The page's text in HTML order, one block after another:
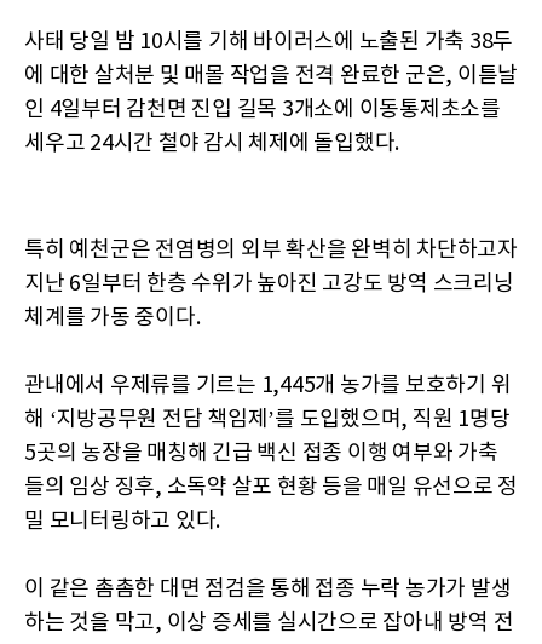
사태 당일 밤 10시를 기해 바이러스에 노출된 가축 38두
에 대한 살처분 및 매몰 작업을 전격 완료한 군은, 이튿날
인 4일부터 감천면 진입 길목 3개소에 이동통제초소를
세우고 24시간 철야 감시 체제에 돌입했다.
특히 예천군은 전염병의 외부 확산을 완벽히 차단하고자
지난 6일부터 한층 수위가 높아진 고강도 방역 스크리닝
체계를 가동 중이다.
관내에서 우제류를 기르는 1,445개 농가를 보호하기 위
해 ‘지방공무원 전담 책임제’를 도입했으며, 직원 1명당
5곳의 농장을 매칭해 긴급 백신 접종 이행 여부와 가축
들의 임상 징후, 소독약 살포 현황 등을 매일 유선으로 정
밀 모니터링하고 있다.
이 같은 촘촘한 대면 점검을 통해 접종 누락 농가가 발생
하는 것을 막고, 이상 증세를 실시간으로 잡아내 방역 전